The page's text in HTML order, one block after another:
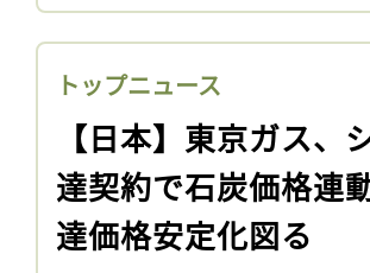
トップニュース
【日本】東京ガス、
達契約で石炭価格連
達価格安定化図る